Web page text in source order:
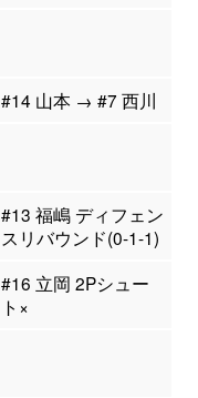
#14 山本 → #7 西川
#13 福嶋 ディフェン
スリバウンド(0-1-1)
#16 立岡 2Pシュー
ト×